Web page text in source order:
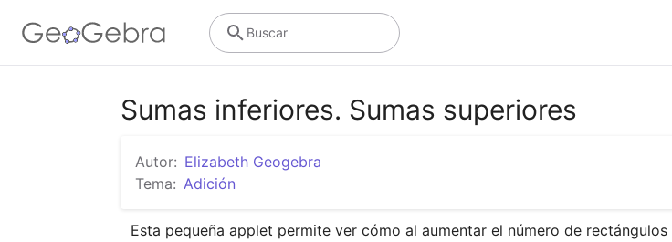
Buscar
Sumas inferiores. Sumas superiores
Autor: Elizabeth Geogebra
Tema: Adición
Esta pequeña applet permite ver cómo al aumentar el número de